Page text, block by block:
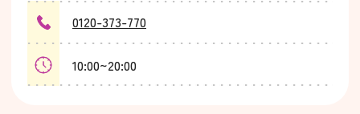
0120-373-770
10:00~20:00